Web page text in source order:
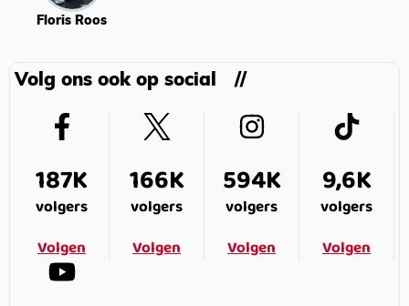
Floris Roos
Volg ons ook op social
187K
volgers
Volgen
166K
volgers
Volgen
594K
volgers
Volgen
9,6K
volgers
Volgen